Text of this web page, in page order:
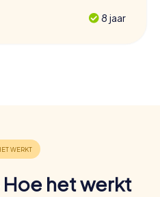
8 jaar
het werkt